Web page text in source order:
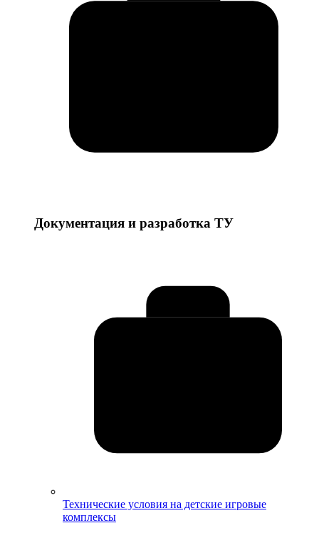
Документация и разработка ТУ
Технические условия на детские игровые
комплексы